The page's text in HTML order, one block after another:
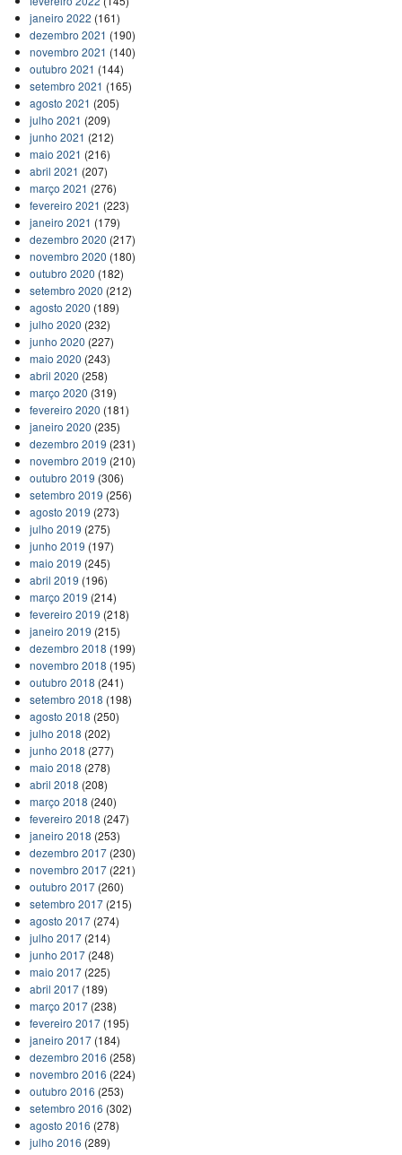
janeiro 2022 (161)
dezembro 2021 (190)
novembro 2021 (140)
outubro 2021 (144)
setembro 2021 (165)
agosto 2021 (205)
julho 2021 (209)
junho 2021 (212)
maio 2021 (216)
abril 2021 (207)
março 2021 (276)
fevereiro 2021 (223)
janeiro 2021 (179)
dezembro 2020 (217)
novembro 2020 (180)
outubro 2020 (182)
setembro 2020 (212)
agosto 2020 (189)
julho 2020 (232)
junho 2020 (227)
maio 2020 (243)
abril 2020 (258)
março 2020 (319)
fevereiro 2020 (181)
janeiro 2020 (235)
dezembro 2019 (231)
novembro 2019 (210)
outubro 2019 (306)
setembro 2019 (256)
agosto 2019 (273)
julho 2019 (275)
junho 2019 (197)
maio 2019 (245)
abril 2019 (196)
março 2019 (214)
fevereiro 2019 (218)
janeiro 2019 (215)
dezembro 2018 (199)
novembro 2018 (195)
outubro 2018 (241)
setembro 2018 (198)
agosto 2018 (250)
julho 2018 (202)
junho 2018 (277)
maio 2018 (278)
abril 2018 (208)
março 2018 (240)
fevereiro 2018 (247)
janeiro 2018 (253)
dezembro 2017(230)
novembro 2017(221)
outubro 2017(260)
setembro 2017(215)
agosto 2017(274)
julho 2017(214)
junho 2017(248)
maio 2017(225)
abril 2017(189)
março 2017(238)
fevereiro 2017(195)
janeiro 2017(184)
dezembro 2016 (258)
novembro 2016 (224)
outubro 2016 (253)
setembro 2016 (302)
agosto 2016 (278)
julho 2016 (289)